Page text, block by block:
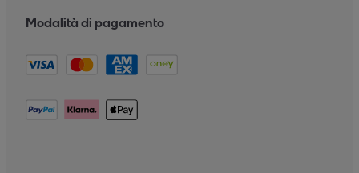
Modalità di pagamento